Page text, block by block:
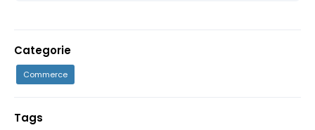
Categorie
Commerce
Tags